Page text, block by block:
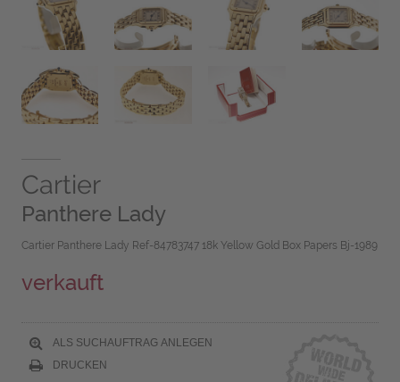
Cartier
Panthere Lady
Cartier Panthere Lady Ref-84783747 18k Yellow Gold Box Papers Bj-1989
verkauft
ALS SUCHAUFTRAG ANLEGEN
DRUCKEN